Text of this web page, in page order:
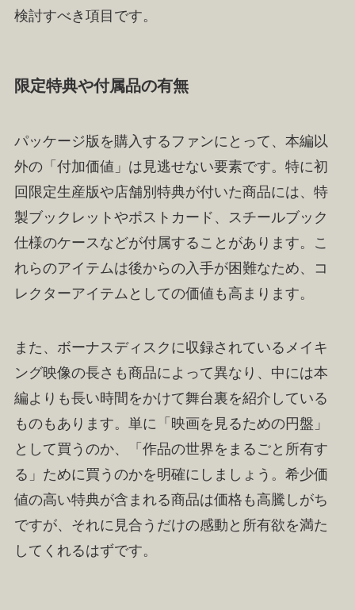
検討すべき項目です。
限定特典や付属品の有無
パッケージ版を購入するファンにとって、本編以
外の「付加価値」は見逃せない要素です。特に初
回限定生産版や店舗別特典が付いた商品には、特
製ブックレットやポストカード、スチールブック
仕様のケースなどが付属することがあります。こ
れらのアイテムは後からの入手が困難なため、コ
レクターアイテムとしての価値も高まります。
また、ボーナスディスクに収録されているメイキ
ング映像の長さも商品によって異なり、中には本
編よりも長い時間をかけて舞台裏を紹介している
ものもあります。単に「映画を見るための円盤」
として買うのか、「作品の世界をまるごと所有す
る」ために買うのかを明確にしましょう。希少価
値の高い特典が含まれる商品は価格も高騰しがち
ですが、それに見合うだけの感動と所有欲を満た
してくれるはずです。